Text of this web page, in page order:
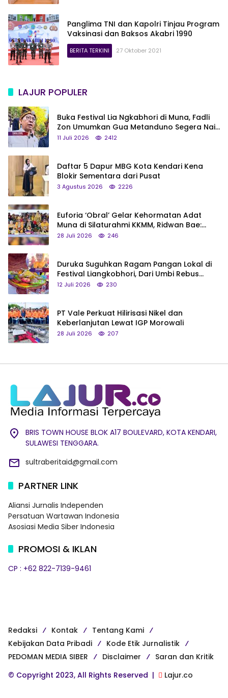
Panglima TNI dan Kapolri Tinjau Program
Vaksinasi dan Baksos Akabri 1990
BERITA TERKINI 27 Oktober 2021
LAJUR POPULER
Buka Festival Lia Ngkabhori di Muna, Fadli
Zon Umumkan Gua Metanduno Segera Naik
Status Jadi Cagar Budaya Nasional
11 Juli 2026 2412
Daftar 5 Dapur MBG Kota Kendari Kena
Blokir Sementara dari Pusat
3 Agustus 2026 2226
Euforia ‘Obral’ Gelar Kehormatan Adat
Muna di Silaturahmi KKMM, Ridwan Bae:
Saya Bukan Tipe Begitu, Belum Pantas!
28 Juli 2026 246
Duruka Suguhkan Ragam Pangan Lokal di
Festival Liangkobhori, Dari Umbi Rebus
hingga Tumpeng Beras Muna
12 Juli 2026 230
PT Vale Perkuat Hilirisasi Nikel dan
Keberlanjutan Lewat IGP Morowali
28 Juli 2026 207
BRIS TOWN HOUSE BLOK A17 BOULEVARD, KOTA KENDARI,
SULAWESI TENGGARA.
sultraberitaid@gmail.com
PARTNER LINK
Aliansi Jurnalis Independen
Persatuan Wartawan Indonesia
Asosiasi Media Siber Indonesia
PROMOSI & IKLAN
CP : +62 822-7139-9461
Redaksi Kontak
Tentang Kami
Kebijakan Data Pribadi
Kode Etik Jurnalistik
PEDOMAN MEDIA SIBER
Disclaimer
Saran dan Kritik
© Copyright 2023, All Rights Reserved |
Lajur.co